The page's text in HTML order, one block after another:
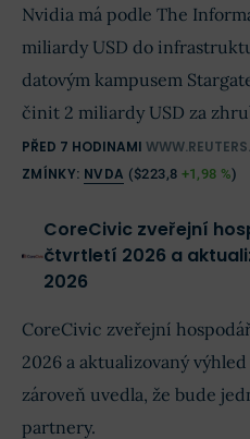
Nvidia má podle The
miliardy USD do
datovým kampusem
činit 2 miliardy USD za
PŘED 7 HODINAMI
ZMÍNKY: NVDA ($223,8 +1,98 %)
CoreCivic zveřejní
čtvrtletí 2026 a
2026
CoreCivic zveřejní
2026 a aktualizovaný
zároveň uvedla, že bude
partnery.